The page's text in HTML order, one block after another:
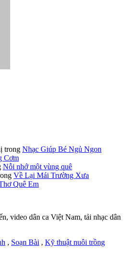
trong Nhạc Giúp Bé Ngủ Ngon
Cơm
Nỗi nhớ một vùng quê
Về Lại Mái Trường Xưa
Quê Em
video dân ca Việt Nam, tải nhạc dân
, Soạn Bài , Kỹ thuật nuôi trồng